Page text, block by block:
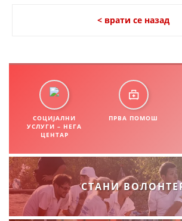
СОБРАНИЕ
MЕЃУНАРОДНО ХУМАНИТАРНО
СОЦИЈАЛНО ХУМАНИТАРНА
КАКО ДА ДОНИРАТЕ
ПОДГОТВЕНОСТ И ДЕЈСТВО ПРИ
< врати се назад
СОЦИЈАЛНИ
УСЛУГИ – НЕГА
ЦЕНТАР
ПРВА ПОМОШ
СТАНИ